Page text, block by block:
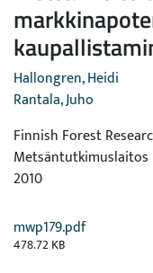
Hallongren, Heidi
Rantala, Juho
Finnish Forest
Metsäntutkimuslaitos
2010
mwp179.pdf
478.72 KB